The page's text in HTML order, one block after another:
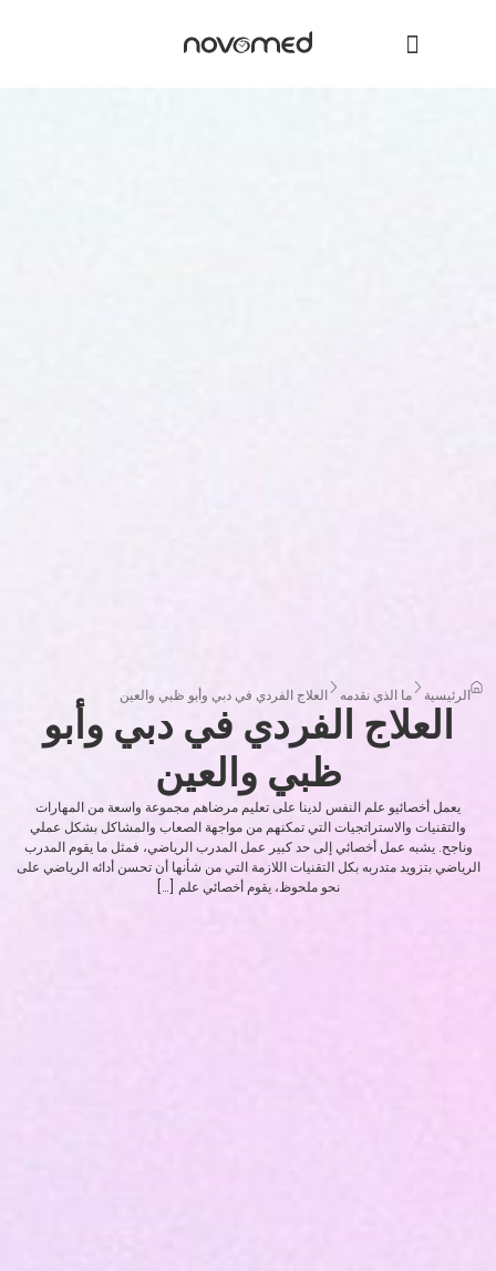
الرئيسية ما الذي نقدمه العلاج الفردي في دبي وأبو ظبي والعين
العلاج الفردي في دبي وأبو
ظبي والعين
يعمل أخصائيو علم النفس لدينا على تعليم مرضاهم مجموعة واسعة من المهارات
والتقنيات والاستراتجيات التي تمكنهم من مواجهة الصعاب والمشاكل بشكل عملي
وناجح. يشبه عمل أخصائي إلى حد كبير عمل المدرب الرياضي، فمثل ما يقوم المدرب
الرياضي بتزويد متدربه بكل التقنيات اللازمة التي من شأنها أن تحسن أدائه الرياضي على
نحو ملحوظ، يقوم أخصائي علم […]